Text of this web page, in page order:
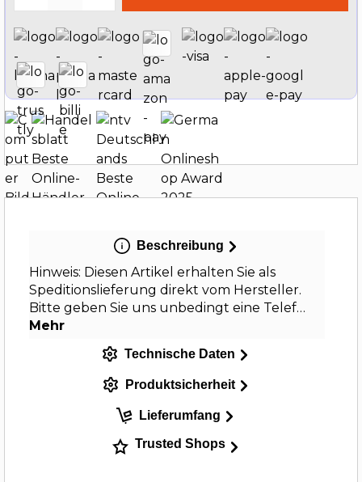
Beschreibung
Hinweis: Diesen Artikel erhalten Sie als
Speditionslieferung direkt vom Hersteller.
Bitte geben Sie uns unbedingt eine Telef…
Mehr
Technische Daten
Produktsicherheit
Lieferumfang
Trusted Shops